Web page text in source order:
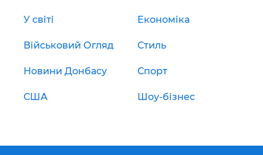
У світі Економіка
Військовий Огляд Стиль
Новини Донбасу Спорт
США Шоу-бізнес